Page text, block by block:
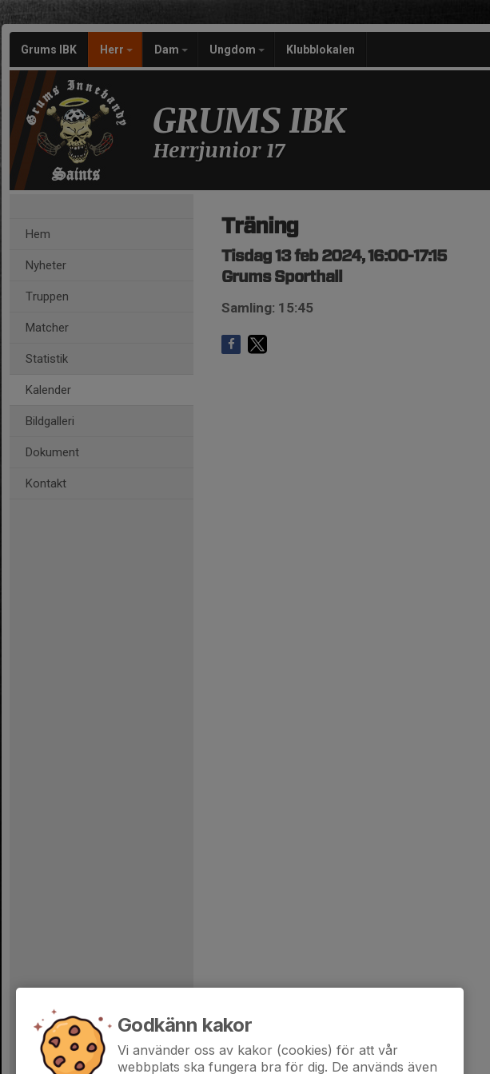
Grums IBK Herr Dam Ungdom Klubblokalen
GRUMS IBK
Herrjunior 17
Hem
Nyheter
Truppen
Matcher
Statistik
Kalender
Bildgalleri
Dokument
Kontakt
Träning
Tisdag 13 feb 2024, 16:00-17:15
Grums Sporthall
Samling: 15:45
Godkänn kakor
Vi använder oss av kakor (cookies) för att vår
webbplats ska fungera bra för dig. De används även